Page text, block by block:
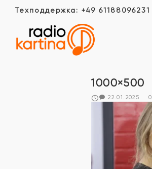
Техподдержка: +49 61188096231
1000×500
22.01.2025 0